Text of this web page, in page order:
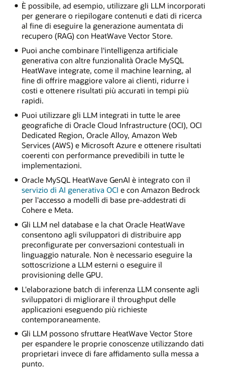
È possibile, ad esempio, utilizzare gli LLM incorporati
per generare o riepilogare contenuti e dati di ricerca
al fine di eseguire la generazione aumentata di
recupero (RAG) con HeatWave Vector Store.
Puoi anche combinare l'intelligenza artificiale
generativa con altre funzionalità Oracle MySQL
HeatWave integrate, come il machine learning, al
fine di offrire maggiore valore ai clienti, ridurre i
costi e ottenere risultati più accurati in tempi più
rapidi.
Puoi utilizzare gli LLM integrati in tutte le aree
geografiche di Oracle Cloud Infrastructure (OCI), OCI
Dedicated Region, Oracle Alloy, Amazon Web
Services (AWS) e Microsoft Azure e ottenere risultati
coerenti con performance prevedibili in tutte le
implementazioni.
Oracle MySQL HeatWave GenAI è integrato con il
servizio di AI generativa OCI e con Amazon Bedrock
per l'accesso a modelli di base pre-addestrati di
Cohere e Meta.
Gli LLM nel database e la chat Oracle HeatWave
consentono agli sviluppatori di distribuire app
preconfigurate per conversazioni contestuali in
linguaggio naturale. Non è necessario eseguire la
sottoscrizione a LLM esterni o eseguire il
provisioning delle GPU.
L'elaborazione batch di inferenza LLM consente agli
sviluppatori di migliorare il throughput delle
applicazioni eseguendo più richieste
contemporaneamente.
Gli LLM possono sfruttare HeatWave Vector Store
per espandere le proprie conoscenze utilizzando dati
proprietari invece di fare affidamento sulla messa a
punto.